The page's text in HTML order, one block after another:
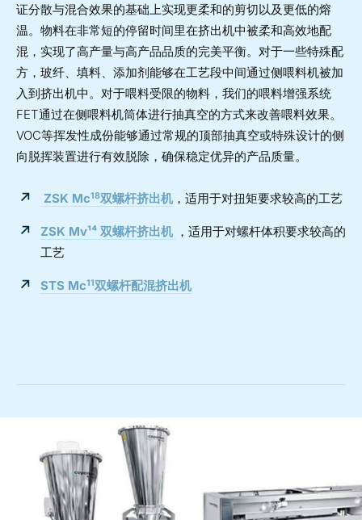
证分散与混合效果的基础上实现更柔和的剪切以及更低的熔
温。物料在非常短的停留时间里在挤出机中被柔和高效地配
混，实现了高产量与高产品品质的完美平衡。对于一些特殊配
方，玻纤、填料、添加剂能够在工艺段中间通过侧喂料机被加
入到挤出机中。对于喂料受限的物料，我们的喂料增强系统
FET通过在侧喂料机筒体进行抽真空的方式来改善喂料效果。
VOC等挥发性成份能够通过常规的顶部抽真空或特殊设计的侧
向脱挥装置进行有效脱除，确保稳定优异的产品质量。
ZSK Mc18双螺杆挤出机 ，适用于对扭矩要求较高的工艺
ZSK Mv¹⁴双螺杆挤出机 ，适用于对螺杆体积要求较高的
工艺
STS Mc11双螺杆配混挤出机